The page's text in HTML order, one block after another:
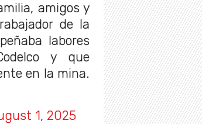
amigos y
de la
labores
y que
en la mina.
1, 2025